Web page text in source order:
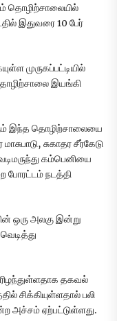
தொழிற்சாலையில்
இதுவரை 10 பேர்
முருகப்பட்டியில்
இயங்கி
இந்த தொழிற்சாலையை
சுகாதர சீர்கேடு
கம்பெனியை
போரட்டம் நடத்தி
ஒரு அலகு இன்று
தகவல்
சிக்கியுள்ளதால் பலி
அச்சம் ஏற்பட்டுள்ளது.